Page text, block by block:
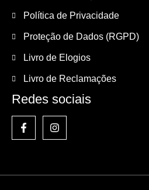
Política de Privacidade
Proteção de Dados (RGPD)
Livro de Elogios
Livro de Reclamações
Redes sociais